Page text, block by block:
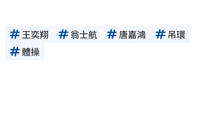
王奕翔 翁士航 唐嘉鴻
吊環
體操